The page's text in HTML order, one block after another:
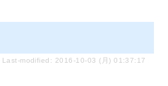
Last-modified: 2016-10-03 (月) 01:37:17